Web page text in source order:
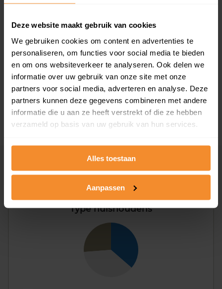
Deze website maakt gebruik van cookies
We gebruiken cookies om content en advertenties te
personaliseren, om functies voor social media te bieden
en om ons websiteverkeer te analyseren. Ook delen we
informatie over uw gebruik van onze site met onze
partners voor social media, adverteren en analyse. Deze
partners kunnen deze gegevens combineren met andere
informatie die u aan ze heeft verstrekt of die ze hebben
verzameld op basis van uw gebruik van hun services.
Alles toestaan
Aanpassen
T/m 1945
0%
1946 - 1980
1981 - 2007
100%
2008 of later
0%
Inwoners
Type huishoudens